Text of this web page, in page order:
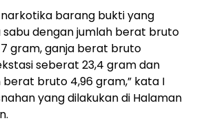
barang bukti yang
sabu dengan jumlah berat bruto
gram, ganja berat bruto
seberat 23,4 gram dan
bruto 4,96 gram,” kata I
yang dilakukan di Halaman